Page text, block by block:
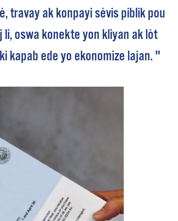
travay ak konpayi sèvis piblik pou
oswa konekte yon kliyan ak lòt
kapab ede yo ekonomize lajan. "